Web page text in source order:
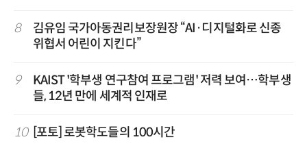
8
김유임 국가아동권리보장원장 “AI·디지털화로 신종
위협서 어린이 지킨다”
9
KAIST '학부생 연구참여 프로그램' 저력 보여…학부생
들, 12년 만에 세계적 인재로
10 [포토] 로봇학도들의 100시간